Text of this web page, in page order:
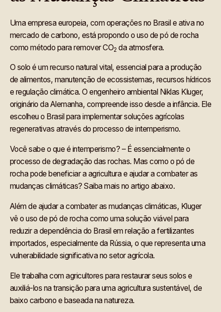
Uma empresa europeia, com operações no Brasil e ativa no
mercado de carbono, está propondo o uso de pó de rocha
como método para remover CO2 da atmosfera.
O solo é um recurso natural vital, essencial para a produção
de alimentos, manutenção de ecossistemas, recursos hídricos
e regulação climática. O engenheiro ambiental Niklas Kluger,
originário da Alemanha, compreende isso desde a infância. Ele
escolheu o Brasil para implementar soluções agrícolas
regenerativas através do processo de intemperismo.
Você sabe o que é intemperismo? – É essencialmente o
processo de degradação das rochas. Mas como o pó de
rocha pode beneficiar a agricultura e ajudar a combater as
mudanças climáticas? Saiba mais no artigo abaixo.
Além de ajudar a combater as mudanças climáticas, Kluger
vê o uso de pó de rocha como uma solução viável para
reduzir a dependência do Brasil em relação a fertilizantes
importados, especialmente da Rússia, o que representa uma
vulnerabilidade significativa no setor agrícola.
Ele trabalha com agricultores para restaurar seus solos e
auxiliá-los na transição para uma agricultura sustentável, de
baixo carbono e baseada na natureza.